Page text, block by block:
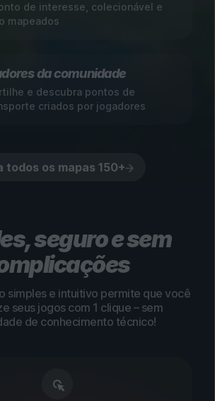
de interesse, colecionável e
mapeados
da comunidade
e descubra pontos de
criados por jogadores
todos os mapas 150+
seguro e sem
simples e intuitivo permite que você
seus jogos com 1 clique – sem
de conhecimento técnico!